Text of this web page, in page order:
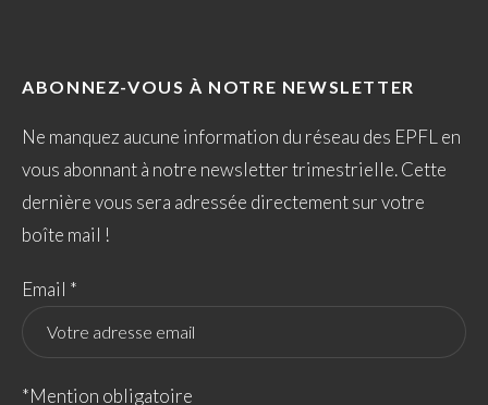
ABONNEZ-VOUS À NOTRE NEWSLETTER
Ne manquez aucune information du réseau des EPFL en
vous abonnant à notre newsletter trimestrielle. Cette
dernière vous sera adressée directement sur votre
boîte mail !
Email *
*Mention obligatoire